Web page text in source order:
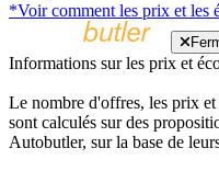
*Voir comment les prix et les
Informations sur les prix et
Le nombre d'offres, les prix
sont calculés sur des
Autobutler, sur la base de